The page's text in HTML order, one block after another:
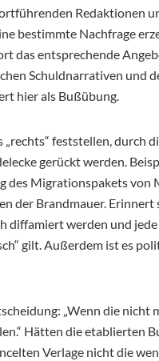
Redaktionen
bestimmte Nachfrage
das entsprechende
Schuldnarrativen und
hier als Bußübung.
feststellen, durch
gerückt werden.
des Migrationspakets von
der Brandmauer. Erinnert
diffamiert werden und
gilt. Außerdem ist es
„Wenn die nicht
Hätten die etablierten
Verlage nicht die